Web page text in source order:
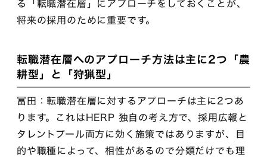
る「転職潜在層」にアプローチをしておくことが、
将来の採用のために重要です。
転職潜在層へのアプローチ方法は主に2つ「農
耕型」と「狩猟型」
冨田：転職潜在層に対するアプローチは主に2つあ
ります。これはHERP 独自の考え方で、採用広報と
タレントプール両方に効く施策ではありますが、目
的や職種によって、相性があるので分類だけでも理